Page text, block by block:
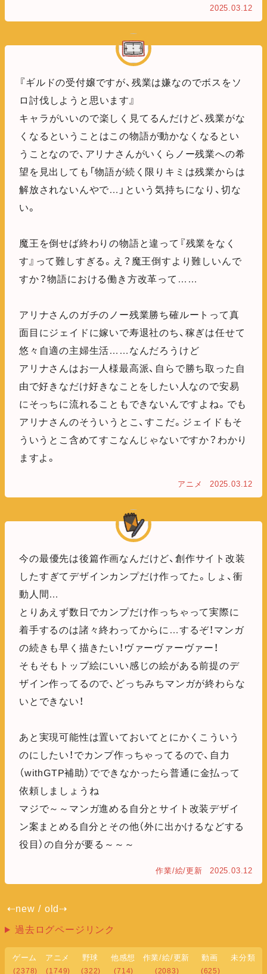
2025.03.12
『ギルドの受付嬢ですが、残業は嫌なのでボスをソ
ロ討伐しようと思います』
キャラがいいので楽しく見てるんだけど、残業がな
くなるということはこの物語が動かなくなるとい
うことなので、アリナさんがいくらノー残業への希
望を見出しても「物語が続く限りキミは残業からは
解放されないんやで…」という気持ちになり、切な
い。
魔王を倒せば終わりの物語と違って『残業をなく
す』って難しすぎる。え？魔王倒すより難しいんで
すか？物語における働き方改革って……
アリナさんのガチのノー残業勝ち確ルートって真
面目にジェイドに嫁いで寿退社のち、稼ぎは任せて
悠々自適の主婦生活……なんだろうけど
アリナさんはお一人様最高派、自らで勝ち取った自
由で好きなだけ好きなことをしたい人なので安易
にそっちに流れることもできないんですよね。でも
アリナさんのそういうとこ、すこだ。ジェイドもそ
ういうとこ含めてすこなんじゃないですか？わかり
ますよ。
アニメ 2025.03.12
今の最優先は後篇作画なんだけど、創作サイト改装
したすぎてデザインカンプだけ作ってた。しょ、衝
動人間…
とりあえず数日でカンプだけ作っちゃって実際に
着手するのは諸々終わってからに…するぞ！マンガ
の続きも早く描きたい！ヴァーヴァーヴァー！
そもそもトップ絵にいい感じの絵がある前提のデ
ザイン作ってるので、どっちみちマンガが終わらな
いとできない！
あと実現可能性は置いておいてとにかくこういう
のにしたい！でカンプ作っちゃってるので、自力
（withGTP補助）でできなかったら普通に金払って
依頼しましょうね
マジで～～マンガ進める自分とサイト改装デザイ
ン案まとめる自分とその他（外に出かけるなどする
役目）の自分が要る～～～
作業/絵/更新 2025.03.12
⇠new / old⇢
過去ログページリンク
ゲーム
(2378)
アニメ
(1749)
野球
(322)
他感想
(714)
作業/絵/更新
(2083)
動画
(625)
未分類